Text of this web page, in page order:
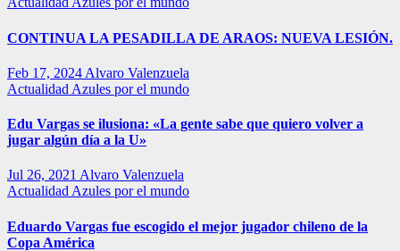
CONTINUA LA PESADILLA DE ARAOS: NUEVA LESIÓN.
Feb 17, 2024 Alvaro Valenzuela
Actualidad Azules por el mundo
Edu Vargas se ilusiona: «La gente sabe que quiero volver a
jugar algún día a la U»
Jul 26, 2021 Alvaro Valenzuela
Actualidad Azules por el mundo
Eduardo Vargas fue escogido el mejor jugador chileno de la
Copa América